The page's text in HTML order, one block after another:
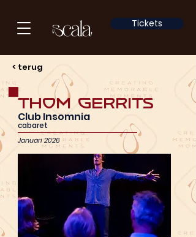
Tickets
< terug
Thom Gerrits
Club Insomnia
cabaret
Januari 2026